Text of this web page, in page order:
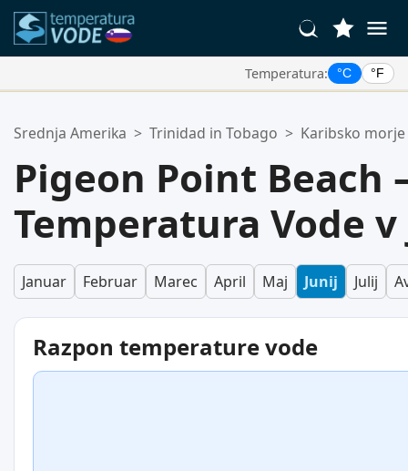
Temperatura: °C °F
Vaš seznam priljubljenih je prazen.
Srednja Amerika > Trinidad in Tobago > Karibsko morje
Pigeon Point Beach
Temperatura Vode
Januar Februar Marec April Maj Junij Julij
Razpon temperature vode